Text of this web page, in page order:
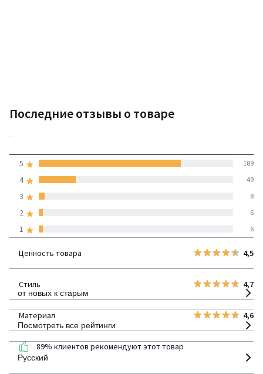
Последние отзывы о товаре
(258 отзывов)
1 6
2 6
3 8
4 49
5 189
Ценность товара 4,5
Стиль 4,7
Материал 4,6
89% клиентов рекомендуют этот товар
от новых к старым
Посмотреть все рейтинги
Русский